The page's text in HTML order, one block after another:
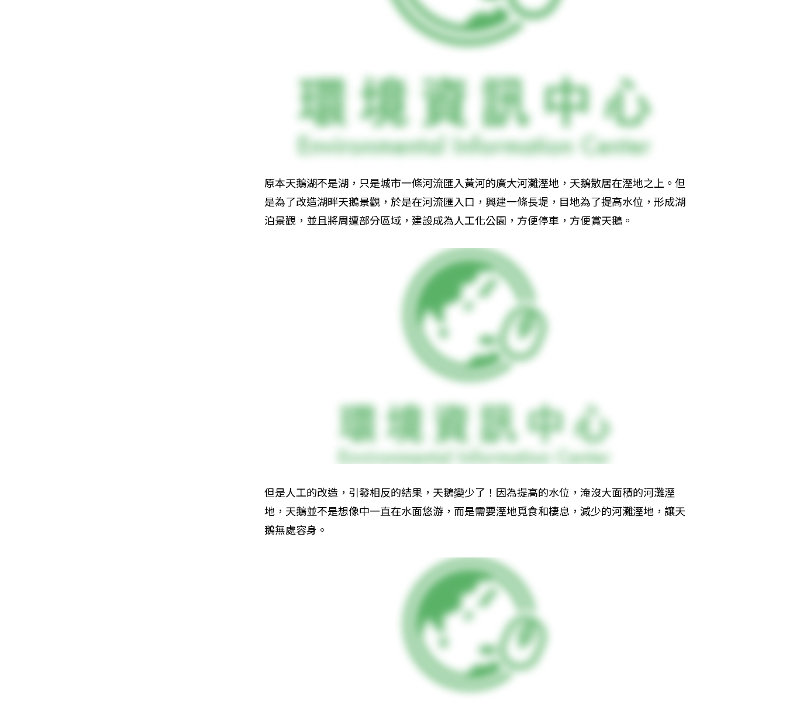
原本天鵝湖不是湖，只是城市一條河流匯入黃河的廣大河灘溼地，天鵝散居在溼地之上。但
是為了改造湖畔天鵝景觀，於是在河流匯入口，興建一條長堤，目地為了提高水位，形成湖
泊景觀，並且將周遭部分區域，建設成為人工化公園，方便停車，方便賞天鵝。
但是人工的改造，引發相反的結果，天鵝變少了！因為提高的水位，淹沒大面積的河灘溼
地，天鵝並不是想像中一直在水面悠游，而是需要溼地覓食和棲息，減少的河灘溼地，讓天
鵝無處容身。